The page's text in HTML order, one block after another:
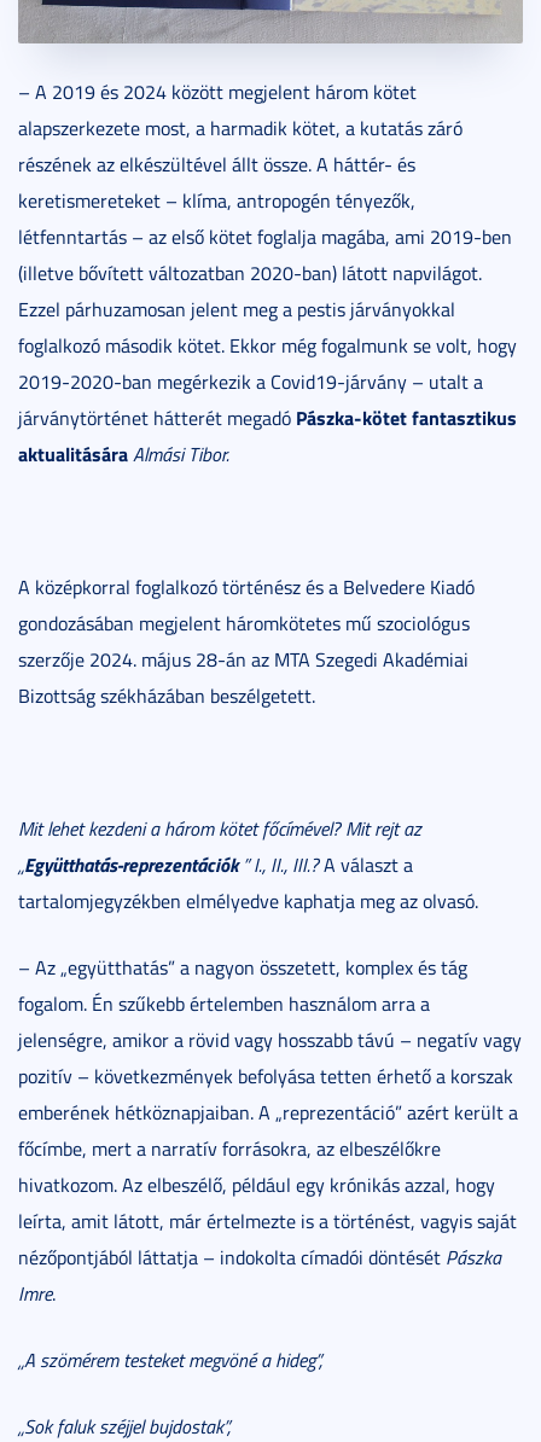
– A 2019 és 2024 között megjelent három kötet
alapszerkezete most, a harmadik kötet, a kutatás záró
részének az elkészültével állt össze. A háttér- és
keretismereteket – klíma, antropogén tényezők,
létfenntartás – az első kötet foglalja magába, ami 2019-ben
(illetve bővített változatban 2020-ban) látott napvilágot.
Ezzel párhuzamosan jelent meg a pestis járványokkal
foglalkozó második kötet. Ekkor még fogalmunk se volt, hogy
2019-2020-ban megérkezik a Covid19-járvány – utalt a
járványtörténet hátterét megadó Pászka-kötet fantasztikus
aktualitásáraAlmási Tibor.
A középkorral foglalkozó történész és a Belvedere Kiadó
gondozásában megjelent háromkötetes mű szociológus
szerzője 2024. május 28-án az MTA Szegedi Akadémiai
Bizottság székházában beszélgetett.
Mit lehet kezdeni a három kötet főcímével? Mit rejt az
„Együtthatás-reprezentációk” I., II., III.?A választ a
tartalomjegyzékben elmélyedve kaphatja meg az olvasó.
– Az „együtthatás” a nagyon összetett, komplex és tág
fogalom. Én szűkebb értelemben használom arra a
jelenségre, amikor a rövid vagy hosszabb távú – negatív vagy
pozitív – következmények befolyása tetten érhető a korszak
emberének hétköznapjaiban. A „reprezentáció” azért került a
főcímbe, mert a narratív forrásokra, az elbeszélőkre
hivatkozom. Az elbeszélő, például egy krónikás azzal, hogy
leírta, amit látott, már értelmezte is a történést, vagyis saját
nézőpontjából láttatja – indokolta címadói döntését Pászka
Imre.
„A szömérem testeket megvöné a hideg”,
„Sok faluk széjjel bujdostak”,